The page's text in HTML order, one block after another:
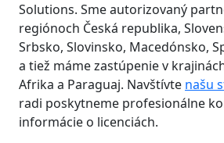
Solutions. Sme autorizovaný
regiónoch Česká republika,
Srbsko, Slovinsko, Macedónsko,
a tiež máme zastúpenie v
Afrika a Paraguaj. Navštívte našu
radi poskytneme profesionálne
informácie o licenciách.